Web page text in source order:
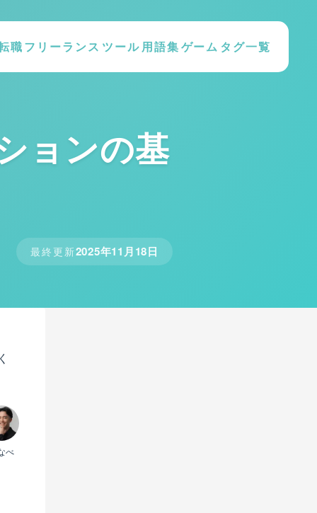
職フリーランス ツール用語集ゲーム タグ一覧
ョンの基
最終更新2025年11月18日
べ